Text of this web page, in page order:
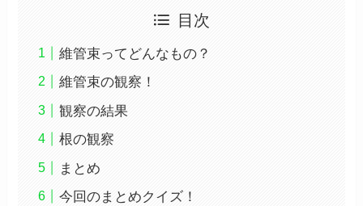
目次
維管束ってどんなもの？
維管束の観察！
観察の結果
根の観察
まとめ
今回のまとめクイズ！